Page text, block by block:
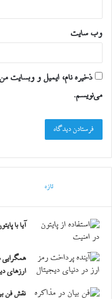
وب‌ سایت
ذخیره نام، ایمیل و وبسایت
می‌نویسم.
تازه
آیا با
همگرایی
ارزهای
نقش فن